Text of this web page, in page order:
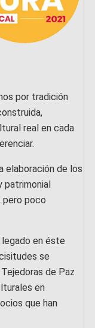
por tradición
real en cada
elaboración de los
patrimonial
pero poco
en éste
se
de Paz
en
que han